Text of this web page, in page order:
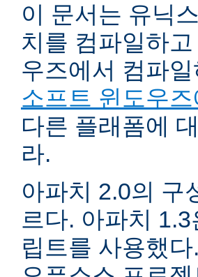
이 문서는 유닉
치를 컴파일하
우즈에서 컴파
소프트 윈도우
다른 플래폼에
라.
아파치 2.0의 구
르다. 아파치
립트를 사용했